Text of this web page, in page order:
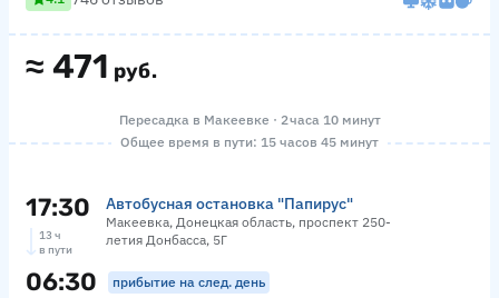
≈ 471 руб.
Пересадка в Макеевке · 2 часа 10 минут
Общее время в пути: 15 часов 45 минут
17:30 Автобусная остановка "Папирус"
Макеевка, Донецкая область, проспект 250-
летия Донбасса, 5Г
13 ч
в пути
06:30 прибытие на след. день